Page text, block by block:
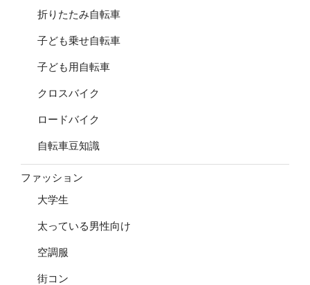
折りたたみ自転車
子ども乗せ自転車
子ども用自転車
クロスバイク
ロードバイク
自転車豆知識
ファッション
大学生
太っている男性向け
空調服
街コン